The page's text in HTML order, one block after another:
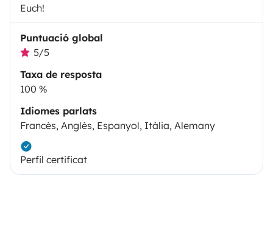
Euch!
Puntuació global
5/5
Taxa de resposta
100 %
Idiomes parlats
Francès, Anglès, Espanyol, Itàlia, Alemany
Perfil certificat